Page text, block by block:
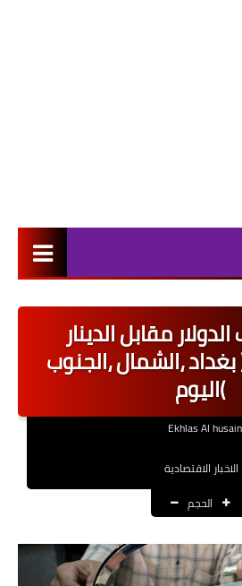
اخبار القطاع العام
اخبار القطاع الخاص
نتائج التعيينات
العقود والاجور اليومية
الرواتب والقروض
الرواتب
مقابل الدينار
،الشمال ،الجنوب
)اليوم
Ekhlas Al
الاخبار الاقتصادية
الحجم